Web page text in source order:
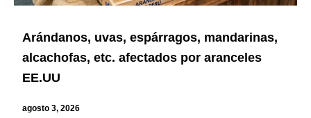
Arándanos, uvas, espárragos, mandarinas,
alcachofas, etc. afectados por aranceles
EE.UU
agosto 3, 2026